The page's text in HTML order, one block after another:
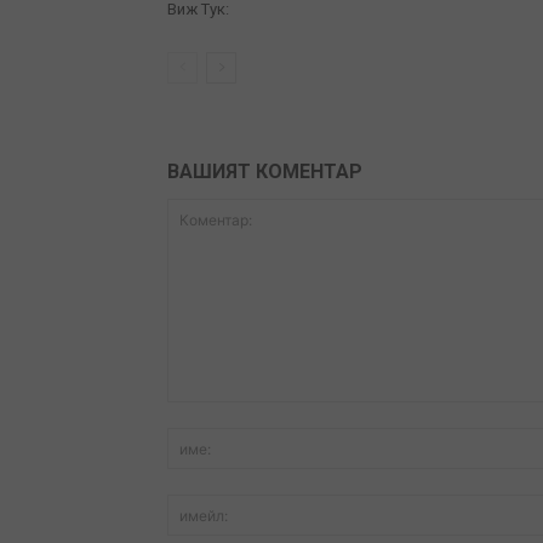
Виж Тук:
ВАШИЯТ КОМЕНТАР